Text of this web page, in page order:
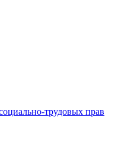
трудовых прав